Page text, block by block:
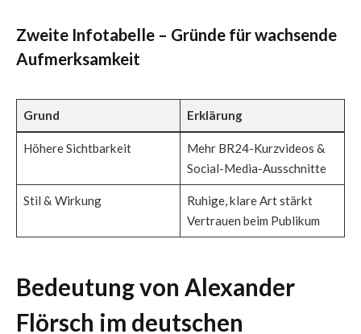
Zweite Infotabelle – Gründe für wachsende
Aufmerksamkeit
Grund Erklärung
Höhere Sichtbarkeit
Mehr BR24-Kurzvideos &
Social-Media-Ausschnitte
Stil & Wirkung
Ruhige, klare Art stärkt
Vertrauen beim Publikum
Bedeutung von Alexander
Flörsch im deutschen